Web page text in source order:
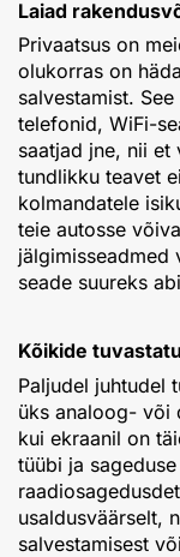
Laiad
Privaatsus on
olukorras on
salvestamist.
telefonid, WiFi-
saatjad jne, nii
tundlikku teavet
kolmandatele
teie autosse
jälgimisseadmed
seade suureks
Kõikide
Paljudel juhtudel
üks analoog- või
kui ekraanil on
tüübi ja
usaldusväärselt,
salvestamisest